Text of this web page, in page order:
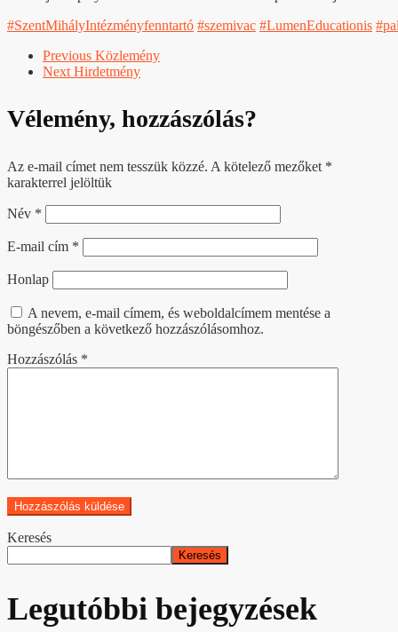
#SzentMihályIntézményfenntartó #szemivac #LumenEducationis
Previous Közlemény
Next Hirdetmény
Vélemény, hozzászólás?
Az e-mail címet nem tesszük közzé. A kötelező mezőket *
karakterrel jelöltük
Név *
E-mail cím *
Honlap
A nevem, e-mail címem, és weboldalcímem mentése a
böngészőben a következő hozzászólásomhoz.
Hozzászólás *
Keresés
Keresés
Legutóbbi bejegyzések